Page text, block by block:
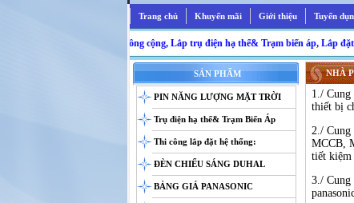
Trang chủ Khuyến mãi Giới thiệu Tuyển
trụ điện chiếu sáng công cộng, Lắp trụ điện hạ thế& Trạm biến áp, Lắp đặt
SẢN PHẨM
PIN NĂNG LƯỢNG MẶT TRỜI
Trụ điện hạ thế& Trạm Biến Áp
Thi công lắp đặt hệ thống:
ĐÈN CHIẾU SÁNG DUHAL
BẢNG GIÁ PANASONIC
NHÀ
1./ Cung
thiết bị
2./ Cung
MCCB,
tiết
3./ Cung